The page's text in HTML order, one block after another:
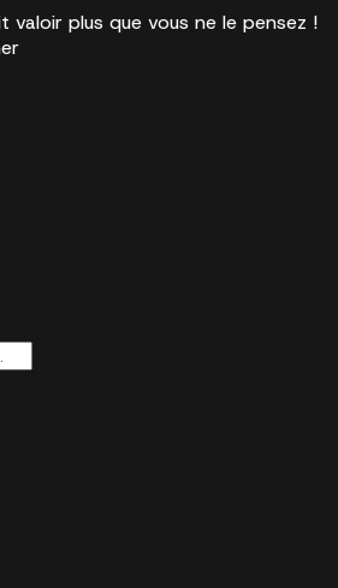
valoir plus que vous ne le pensez !